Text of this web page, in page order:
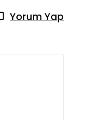
Yorum Yap